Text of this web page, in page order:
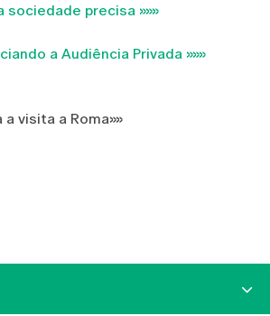
sociedade precisa »»»
a Audiência Privada »»»
visita a Roma»»